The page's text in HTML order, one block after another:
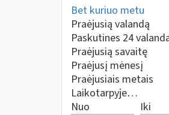
Bet kuriuo metu
Praėjusią valandą
Paskutines 24
Praėjusią savaitę
Praėjusį mėnesį
Praėjusiais metais
Laikotarpyje…
Nuo
Iki